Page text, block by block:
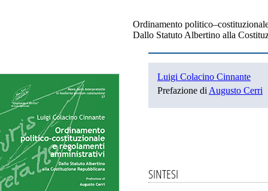
Ordinamento
Dallo Statuto Albertino alla
Luigi Colacino Cinnante
Prefazione di Augusto Cerri
SINTESI